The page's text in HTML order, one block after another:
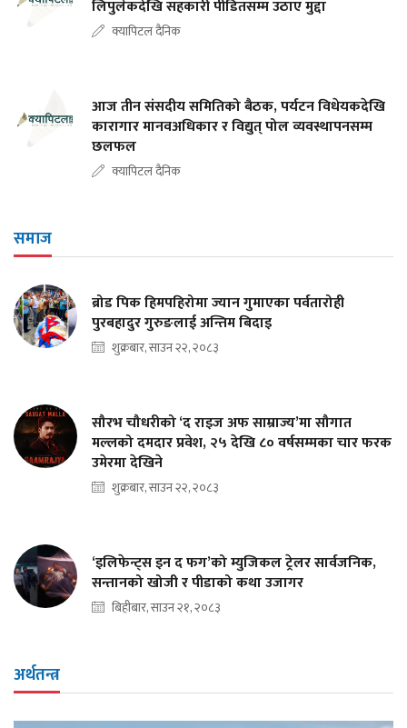
लिपुलेकदेखि सहकारी पीडितसम्म उठाए मुद्दा
क्यापिटल दैनिक
आज तीन संसदीय समितिको बैठक, पर्यटन विधेयकदेखि
कारागार मानवअधिकार र विद्युत् पोल व्यवस्थापनसम्म
छलफल
क्यापिटल दैनिक
समाज
ब्रोड पिक हिमपहिरोमा ज्यान गुमाएका पर्वतारोही
पुरबहादुर गुरुङलाई अन्तिम बिदाइ
शुक्रबार, साउन २२, २०८३
सौरभ चौधरीको ‘द राइज अफ साम्राज्य’मा सौगात
मल्लको दमदार प्रवेश, २५ देखि ८० वर्षसम्मका चार फरक
उमेरमा देखिने
शुक्रबार, साउन २२, २०८३
‘इलिफेन्ट्स इन द फग’को म्युजिकल ट्रेलर सार्वजनिक,
सन्तानको खोजी र पीडाको कथा उजागर
बिहीबार, साउन २१, २०८३
अर्थतन्त्र